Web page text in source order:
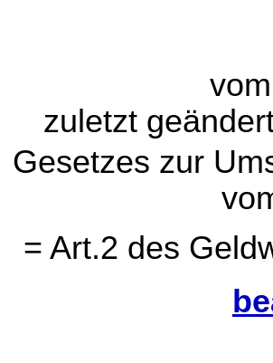
zuletzt
Gesetzes zur
= Art.2 des